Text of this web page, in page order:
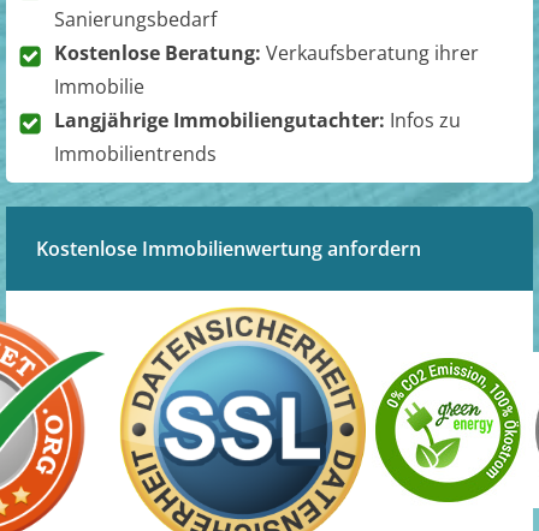
Sanierungsbedarf
Kostenlose Beratung: Verkaufsberatung ihrer
Immobilie
Langjährige Immobiliengutachter: Infos zu
Immobilientrends
Kostenlose Immobilienwertung anfordern